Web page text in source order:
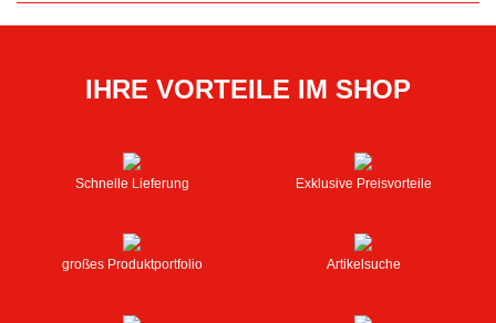
IHRE VORTEILE IM SHOP
Schnelle Lieferung Exklusive Preisvorteile
großes Produktportfolio Artikelsuche